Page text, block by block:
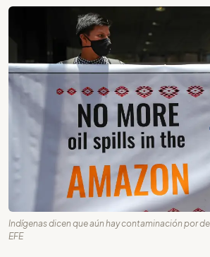
Indígenas dicen que aún hay contaminación por
EFE